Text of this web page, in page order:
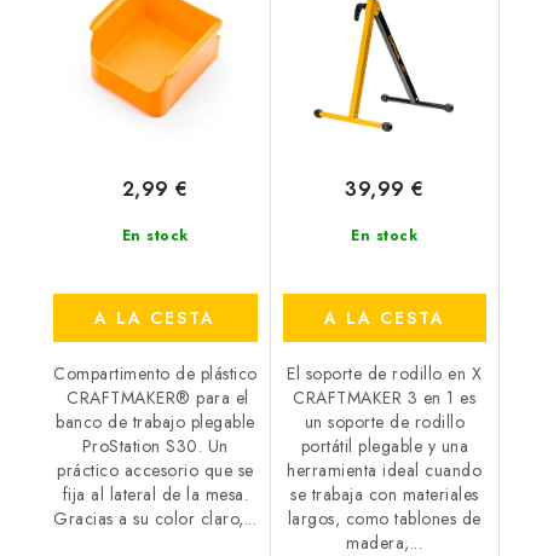
En stock
2,99 €
A LA CESTA
Compartimento de plástico
CRAFTMAKER® para el
banco de trabajo plegable
ProStation S30. Un
práctico accesorio que se
fija al lateral de la mesa.
Gracias a su color claro,...
En stock
39,99 €
A LA CESTA
El soporte de rodillo en X
CRAFTMAKER 3 en 1 es
un soporte de rodillo
portátil plegable y una
herramienta ideal cuando
se trabaja con materiales
largos, como tablones de
madera,...